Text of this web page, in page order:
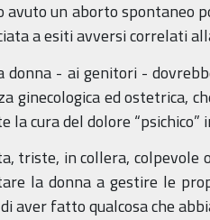
un aborto spontaneo
a esiti avversi correlati
donna - ai genitori -
ed ostetrica,
cura del dolore
triste, in collera, colpevole
la donna a gestire le
aver fatto qualcosa che